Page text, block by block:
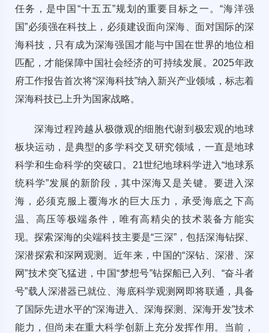
任务，是中国“十五五”规划的重要目标之一。“海洋强
国”必须强在科技上，必须建设面向深海、面对国际的深
海科技，只有成为深海强国才能与中国在世界的地位相
匹配，才能保障中国社会经济的可持续发展。2025年政
府工作报告首次将“深海科技”纳入新兴产业领域，标志着
深海科技已上升为国家战略。
深海过程跨越从极微观的细胞代谢到极宏观的地球
板块运动，是典型的多学科交叉研究领域，一直是地球
科学和生命科学的突破口。21世纪地球科学进入“地球系
统科学”发展的新阶段，其中深海又是关键。要进入深
海，必须克服上覆海水的巨大压力，承受海底之下高
温、高压等极端条件，唯有高精尖的技术装备方能实
现。探索深海的尖端科技主要是“三深”，包括深海钻探、
深潜探索和深网观测。近年来，中国的“深钻、深潜、深
网”技术突飞猛进，中国“梦想号”钻探船已入列、“奋斗者
号”载人深潜器已就位、海底科学观测网即将联通，具备
了国际先进水平的“深海进入、深海探测、深海开发”技术
能力，但尚未在重大科学创新上充分发挥作用。当前，